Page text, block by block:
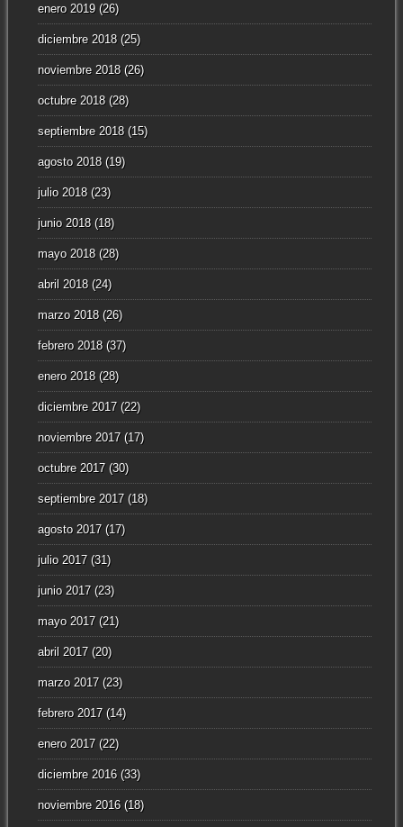
enero 2019(26)
diciembre 2018(25)
noviembre 2018(26)
octubre 2018(28)
septiembre 2018(15)
agosto 2018(19)
julio 2018(23)
junio 2018(18)
mayo 2018(28)
abril 2018(24)
marzo 2018(26)
febrero 2018(37)
enero 2018(28)
diciembre 2017(22)
noviembre 2017(17)
octubre 2017(30)
septiembre 2017(18)
agosto 2017(17)
julio 2017(31)
junio 2017(23)
mayo 2017(21)
abril 2017(20)
marzo 2017(23)
febrero 2017(14)
enero 2017(22)
diciembre 2016(33)
noviembre 2016(18)